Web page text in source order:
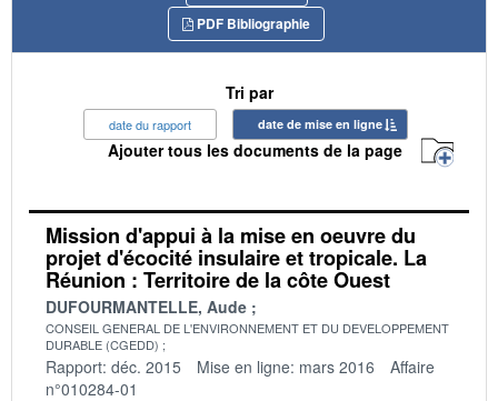
PDF Bibliographie
Tri par
date du rapport date de mise en ligne
Ajouter tous les documents de la page
Mission d'appui à la mise en oeuvre du
projet d'écocité insulaire et tropicale. La
Réunion : Territoire de la côte Ouest
DUFOURMANTELLE, Aude
CONSEIL GENERAL DE L'ENVIRONNEMENT ET DU DEVELOPPEMENT
DURABLE (CGEDD)
Rapport: déc. 2015 Mise en ligne: mars 2016
Affaire
n°010284-01